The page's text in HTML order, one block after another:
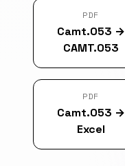
PDF
Camt.053 →
CAMT.053
PDF
Camt.053 →
Excel